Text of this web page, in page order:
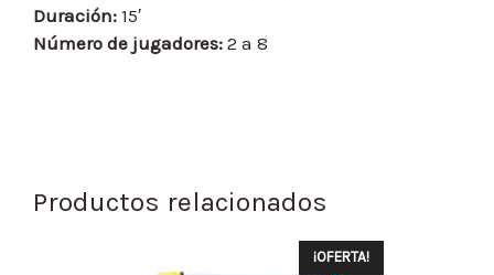
Duración: 15′
Número de jugadores: 2 a 8
Productos relacionados
¡OFERTA!